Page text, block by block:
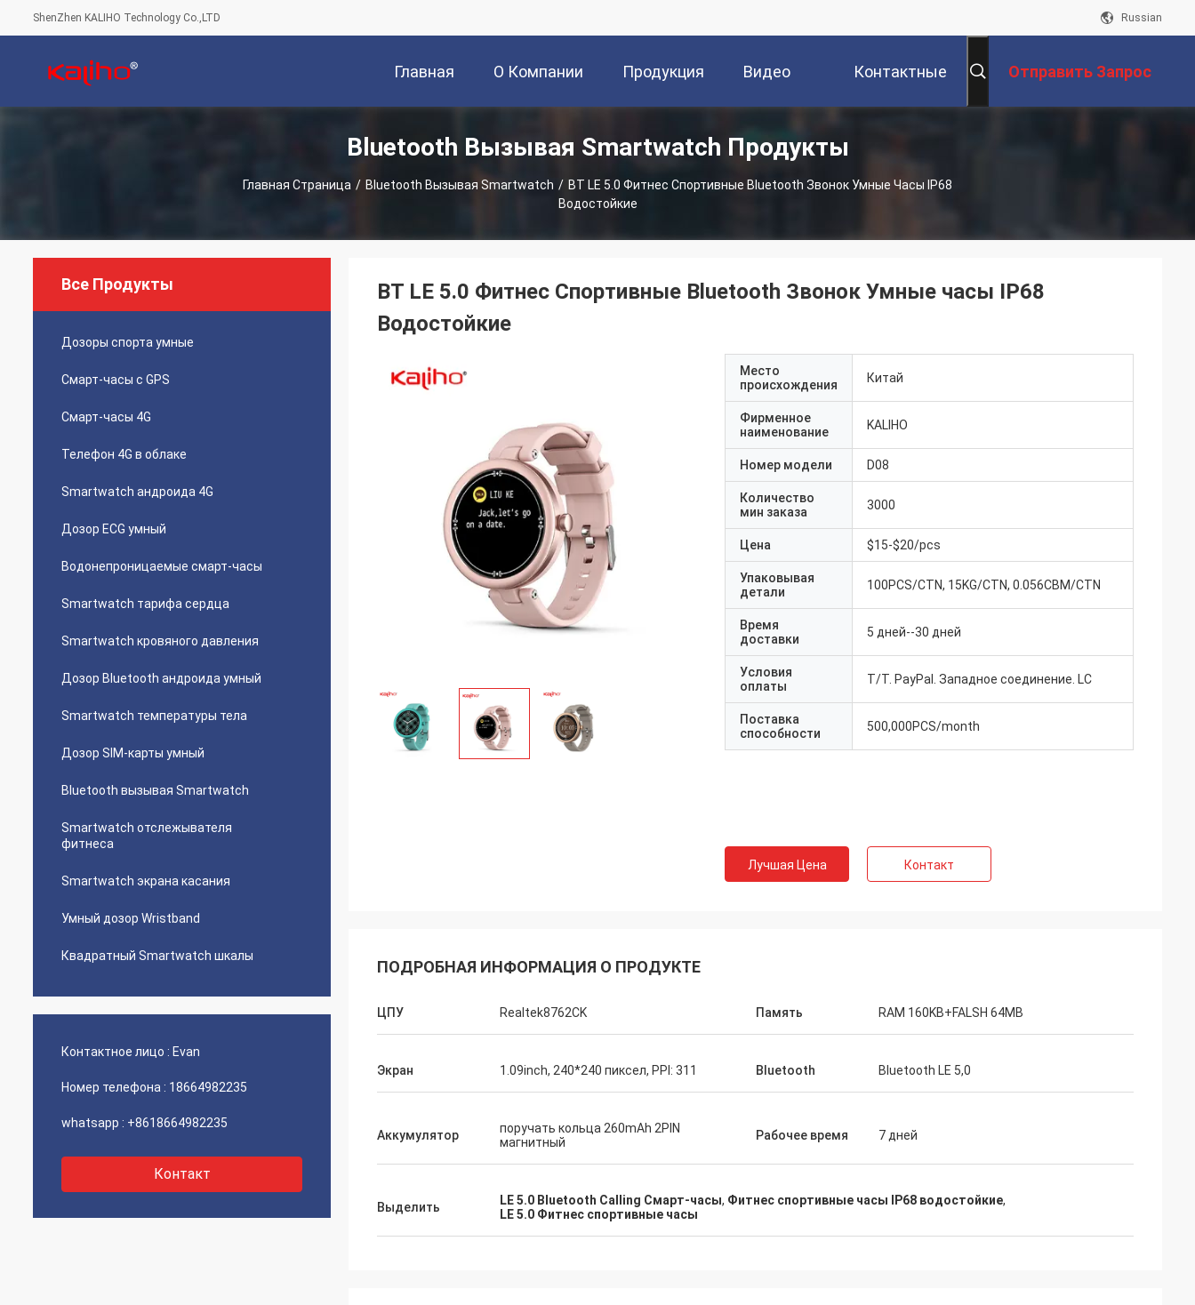
ShenZhen KALIHO Technology Co.,LTD Russian
Главная
Страница
О Компании Продукция Видео Контактные Отправить Запрос
Bluetooth Вызывая Smartwatch Продукты
Главная Страница / Bluetooth Вызывая Smartwatch / BT LE 5.0 Фитнес Спортивные Bluetooth Звонок Умные Часы IP68
Водостойкие
Все Продукты
Дозоры спорта умные
Смарт-часы с GPS
Смарт-часы 4G
Телефон 4G в облаке
Smartwatch андроида 4G
Дозор ECG умный
Водонепроницаемые смарт-часы
Smartwatch тарифа сердца
Smartwatch кровяного давления
Дозор Bluetooth андроида умный
Smartwatch температуры тела
Дозор SIM-карты умный
Bluetooth вызывая Smartwatch
Smartwatch отслежывателя
фитнеса
Smartwatch экрана касания
Умный дозор Wristband
Квадратный Smartwatch шкалы
Контактное лицо : Evan
Номер телефона : 18664982235
whatsapp : +8618664982235
Контакт
BT LE 5.0 Фитнес Спортивные Bluetooth Звонок Умные часы IP68
Водостойкие
Место
происхождения
Китай
Фирменное
наименование
KALIHO
Номер модели D08
Количество
мин заказа
3000
Цена $15-$20/pcs
Упаковывая
детали
100PCS/CTN, 15KG/CTN, 0.056CBM/CTN
Время
доставки
5 дней--30 дней
Условия
оплаты
T/T. PayPal. Западное соединение. LC
Поставка
способности
500,000PCS/month
Лучшая Цена Контакт
ПОДРОБНАЯ ИНФОРМАЦИЯ О ПРОДУКТЕ
ЦПУ Realtek8762CK Память RAM 160KB+FALSH 64MB
Экран 1.09inch, 240*240 пиксел, PPI: 311 Bluetooth Bluetooth LE 5,0
Аккумулятор
поручать кольца 260mAh 2PIN
магнитный
Рабочее время 7 дней
Выделить LE 5.0 Bluetooth Calling Смарт-часы, Фитнес спортивные часы IP68 водостойкие,
LE 5.0 Фитнес спортивные часы